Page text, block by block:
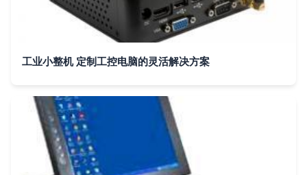
工业小整机 定制工控电脑的灵活解决方案